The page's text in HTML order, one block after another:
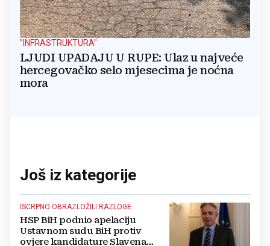
"INFRASTRUKTURA"
LJUDI UPADAJU U RUPE: Ulaz u najveće
hercegovačko selo mjesecima je noćna
mora
Još iz kategorije
ISCRPNO OBRAZLOŽILI RAZLOGE
HSP BiH podnio apelaciju
Ustavnom sudu BiH protiv
ovjere kandidature Slavena